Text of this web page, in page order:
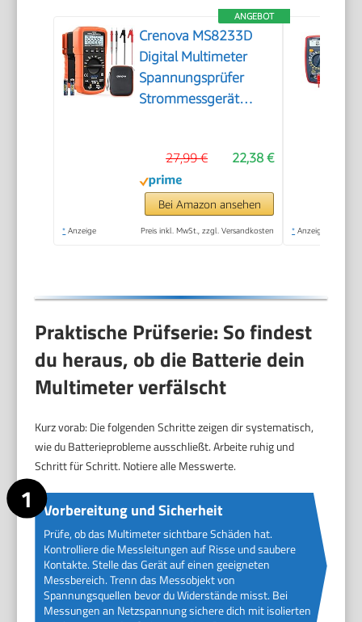
ANGEBOT
Crenova MS8233D
Digital Multimeter
Spannungsprüfer
Strommessgerät
Count-LCD-Anzeige
Hintergrundlicht
22,38 €
27,99 €
Bei Amazon ansehen
* Anzeige Preis inkl. MwSt., zzgl. Versandkosten * Anzeige
Praktische Prüfserie: So findest
du heraus, ob die Batterie dein
Multimeter verfälscht
Kurz vorab: Die folgenden Schritte zeigen dir systematisch,
wie du Batterieprobleme ausschließt. Arbeite ruhig und
Schritt für Schritt. Notiere alle Messwerte.
Vorbereitung und Sicherheit
Prüfe, ob das Multimeter sichtbare Schäden hat.
Kontrolliere die Messleitungen auf Risse und saubere
Kontakte. Stelle das Gerät auf einen geeigneten
Messbereich. Trenn das Messobjekt von
Spannungsquellen bevor du Widerstände misst. Bei
Messungen an Netzspannung sichere dich mit isolierten